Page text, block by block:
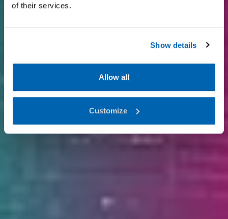
of their services.
Show details
Allow all
Customize